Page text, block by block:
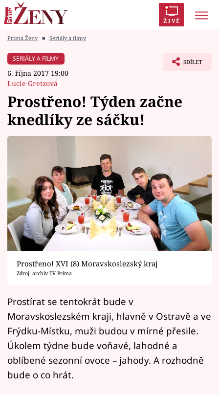
ŽIVĚ
Módní alarm
Témata
Seriály
Horoskopy
Sledujte prima+
Filmový festival Karlovy Vary
Mámy sobě
Přihlášení
Prima Ženy ■ Seriály a filmy
SERIÁLY A FILMY
6. října 2017 19:00
Lucie Gretzová
SDÍLET
Prostřeno! Týden začne
knedlíky ze sáčku!
Prostřeno! XVI (8) Moravskoslezský kraj
Zdroj: archiv TV Prima
Prostírat se tentokrát bude v
Moravskoslezském kraji, hlavně v Ostravě a ve
Frýdku-Místku, muži budou v mírné přesile.
Úkolem týdne bude voňavé, lahodné a
oblíbené sezonní ovoce – jahody. A rozhodně
bude o co hrát.